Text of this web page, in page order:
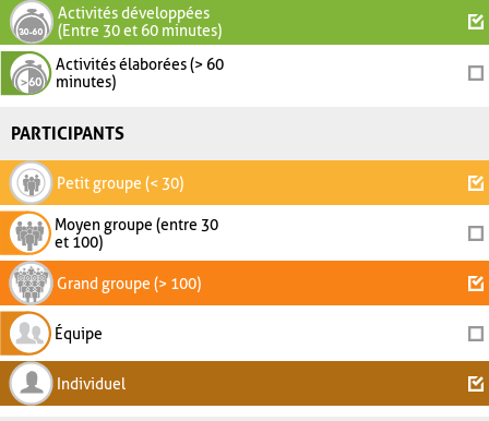
Activités développées
(Entre 30 et 60 minutes)
Activités élaborées (> 60
minutes)
PARTICIPANTS
Petit groupe (< 30)
Moyen groupe (entre 30
et 100)
Grand groupe (> 100)
Équipe
Individuel